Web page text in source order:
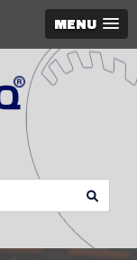
MENU